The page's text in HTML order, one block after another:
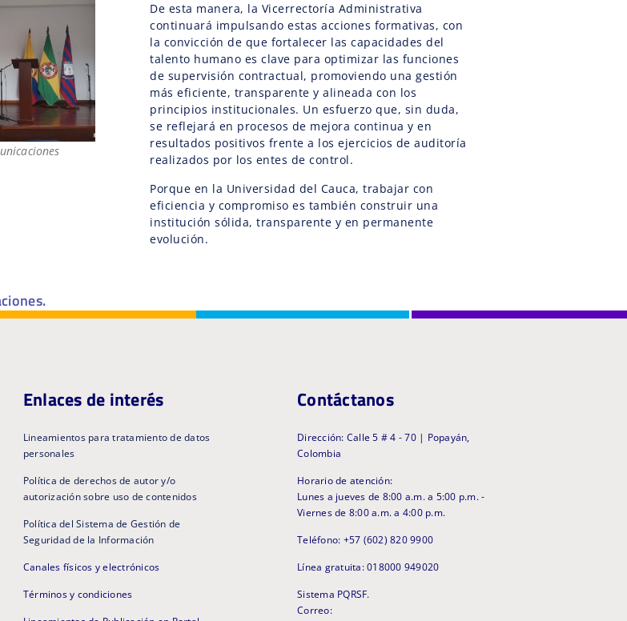
De esta manera, la Vicerrectoría Administrativa
continuará impulsando estas acciones formativas, con
la convicción de que fortalecer las capacidades del
talento humano es clave para optimizar las funciones
de supervisión contractual, promoviendo una gestión
más eficiente, transparente y alineada con los
principios institucionales. Un esfuerzo que, sin duda,
se reflejará en procesos de mejora continua y en
resultados positivos frente a los ejercicios de auditoría
realizados por los entes de control.
Porque en la Universidad del Cauca, trabajar con
eficiencia y compromiso es también construir una
institución sólida, transparente y en permanente
evolución.
Enlaces de interés
Lineamientos para tratamiento de datos
personales
Política de derechos de autor y/o
autorización sobre uso de contenidos
Política del Sistema de Gestión de
Seguridad de la Información
Canales físicos y electrónicos
Términos y condiciones
Contáctanos
Dirección: Calle 5 # 4 - 70 | Popayán,
Colombia
Horario de atención:
Lunes a jueves de 8:00 a.m. a 5:00 p.m. -
Viernes de 8:00 a.m. a 4:00 p.m.
Teléfono: +57 (602) 820 9900
Línea gratuita: 018000 949020
Sistema PQRSF.
Correo: